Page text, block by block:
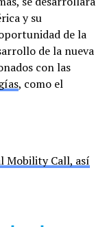
y su
de la
de la nueva
con las
, como el
Mobility Call, así